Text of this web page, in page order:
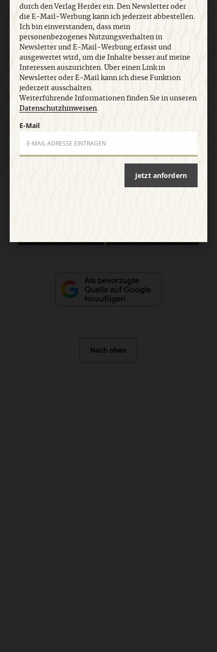
jederzeit ausschalten. Weiterführende
Informationen finden Sie in unseren
Datenschutzhinweisen.
E-Mail
Nach oben
durch den Verlag Herder ein. Den Newsletter oder
die E-Mail-Werbung kann ich jederzeit abbestellen.
Ich bin einverstanden, dass mein
personenbezogenes Nutzungsverhalten in
Newsletter und E-Mail-Werbung erfasst und
ausgewertet wird, um die Inhalte besser auf meine
Interessen auszurichten. Über einen Link in
Newsletter oder E-Mail kann ich diese Funktion
jederzeit ausschalten.
Weiterführende Informationen finden Sie in unseren
Datenschutzhinweisen.
E-Mail
Jetzt anfordern